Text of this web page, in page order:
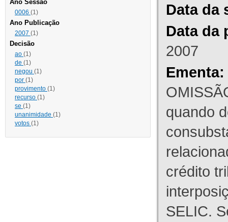
Ano Sessão
0006 (1)
Ano Publicação
2007 (1)
Decisão
ao (1)
de (1)
negou (1)
por (1)
provimento (1)
recurso (1)
se (1)
unanimidade (1)
votos (1)
Data da
Data da
2007
Ementa:
quando
crédito
SELIC.